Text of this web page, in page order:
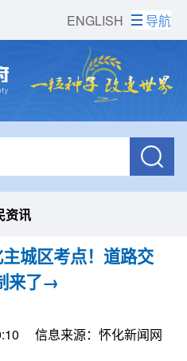
ENGLISH 导航
资讯
城区考点！道路交
来了→
信息来源：怀化新闻网